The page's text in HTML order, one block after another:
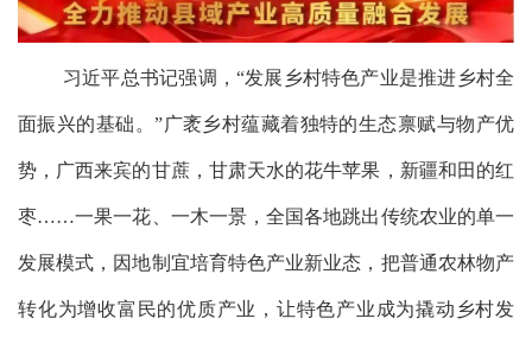
习近平总书记强调，“发展乡村特色产业是推进乡村全
面振兴的基础。”广袤乡村蕴藏着独特的生态禀赋与物产优
势，广西来宾的甘蔗，甘肃天水的花牛苹果，新疆和田的红
枣……一果一花、一木一景，全国各地跳出传统农业的单一
发展模式，因地制宜培育特色产业新业态，把普通农林物产
转化为增收富民的优质产业，让特色产业成为撬动乡村发